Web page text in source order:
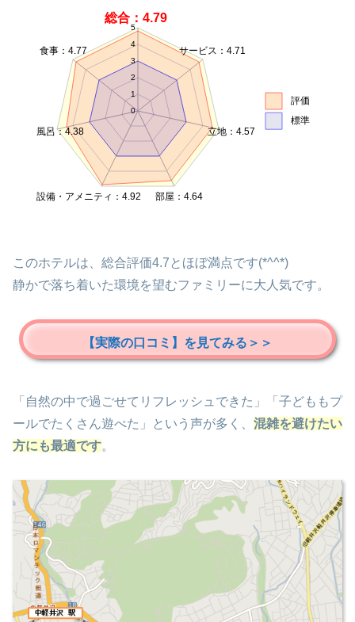
0
1
2
3
4
5
総合：4.79
サービス：4.71
立地：4.57
部屋：4.64
設備・アメニティ：4.92
風呂：4.38
食事：4.77
評価
標準
このホテルは、総合評価4.7とほぼ満点です(*^^*)
静かで落ち着いた環境を望むファミリーに大人気です。
【実際の口コミ】を見てみる＞＞
「自然の中で過ごせてリフレッシュできた」「子どももプ
ールでたくさん遊べた」という声が多く、 混雑を避けたい
方にも最適です。